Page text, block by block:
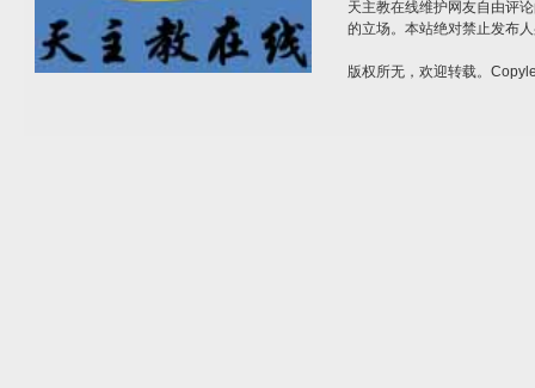
天主教在线维护网友自由评
的立场。本站绝对禁止发布
版权所无，欢迎转载。